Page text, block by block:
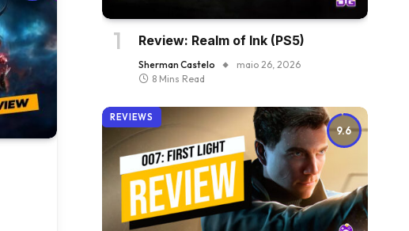
Review: Realm of Ink (PS5)
Sherman Castelo
maio 26, 2026
8 Mins Read
9.6
REVIEWS